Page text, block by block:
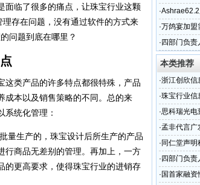
面临了很多的痛点，让珠宝行业这颗
存在问题，没有通过软件的方式来
问题到底在哪里？
这类产品的许多特点都很特殊，产品
成本以及销售策略的不同。总的来
统化管理：
量生产的，珠宝设计后所生产的产品
行商品无差别的管理。再加上，一方
的更高要求，使得珠宝行业的进销存
·
·万鸽宴加盟
· 四部门负
本类推荐
·浙江创欣信
渠道的优势
·珠宝行业信
还是CRM？
·思科瑞光电
（组图）
·孟非代言广
· 同仁堂声
· 四部门负
· 国首家融